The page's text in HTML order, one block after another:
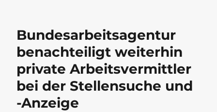
Bundesarbeitsagentur
benachteiligt weiterhin
private Arbeitsvermittler
bei der Stellensuche und
-Anzeige